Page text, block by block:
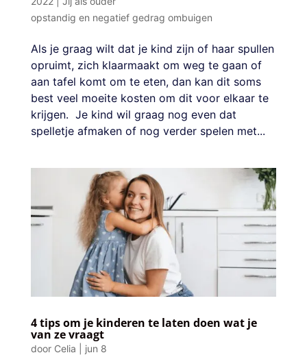
opstandig en negatief gedrag ombuigen
Als je graag wilt dat je kind zijn of haar spullen
opruimt, zich klaarmaakt om weg te gaan of
aan tafel komt om te eten, dan kan dit soms
best veel moeite kosten om dit voor elkaar te
krijgen. Je kind wil graag nog even dat
spelletje afmaken of nog verder spelen met...
4 tips om je kinderen te laten doen wat je
van ze vraagt
door Celia
jun 8